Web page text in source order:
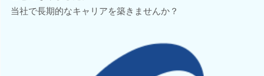
当社で長期的なキャリアを築きませんか？